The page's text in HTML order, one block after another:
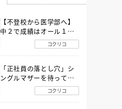
【不登校から医学部へ】
中２で成績はオール１
「昼夜逆転」したわが子
を”夜遊び”に連れ出した
コクリコ
「正社員の落とし穴」シ
ングルマザーを待ってい
た“魔の２年間”【後編】
コクリコ